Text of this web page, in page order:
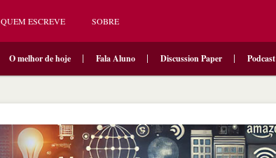
QUEM ESCREVE SOBRE
O melhor de hoje Fala Aluno Discussion Paper Podcast